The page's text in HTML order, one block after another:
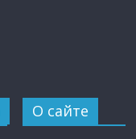
О сайте